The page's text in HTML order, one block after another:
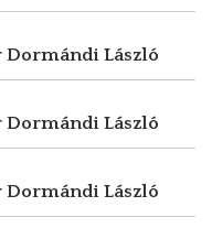
Dormándi László
Dormándi László
Dormándi László